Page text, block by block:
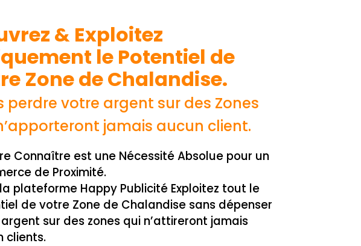
& Exploitez
le Potentiel de
Zone deChalandise.
perdre votre argent sur des Zones
jamais aucun client.
Connaître est une Nécessité Absolue pour un
de Proximité.
plateforme Happy Publicité Exploitez tout le
de votre Zone de Chalandise sans dépenser
sur des zones qui n’attireront jamais
clients.